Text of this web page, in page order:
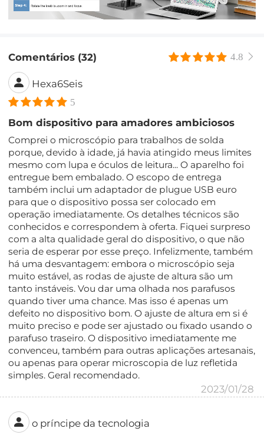
Comentários (32) 4.8
Hexa6Seis
5
Bom dispositivo para amadores ambiciosos
Comprei o microscópio para trabalhos de solda
porque, devido à idade, já havia atingido meus limites
mesmo com lupa e óculos de leitura... O aparelho foi
entregue bem embalado. O escopo de entrega
também inclui um adaptador de plugue USB euro
para que o dispositivo possa ser colocado em
operação imediatamente. Os detalhes técnicos são
conhecidos e correspondem à oferta. Fiquei surpreso
com a alta qualidade geral do dispositivo, o que não
seria de esperar por esse preço. Infelizmente, também
há uma desvantagem: embora o microscópio seja
muito estável, as rodas de ajuste de altura são um
tanto instáveis. Vou dar uma olhada nos parafusos
quando tiver uma chance. Mas isso é apenas um
defeito no dispositivo bom. O ajuste de altura em si é
muito preciso e pode ser ajustado ou fixado usando o
parafuso traseiro. O dispositivo imediatamente me
convenceu, também para outras aplicações artesanais,
ou apenas para operar microscopia de luz refletida
simples. Geral recomendado.
2023/01/28
o príncipe da tecnologia